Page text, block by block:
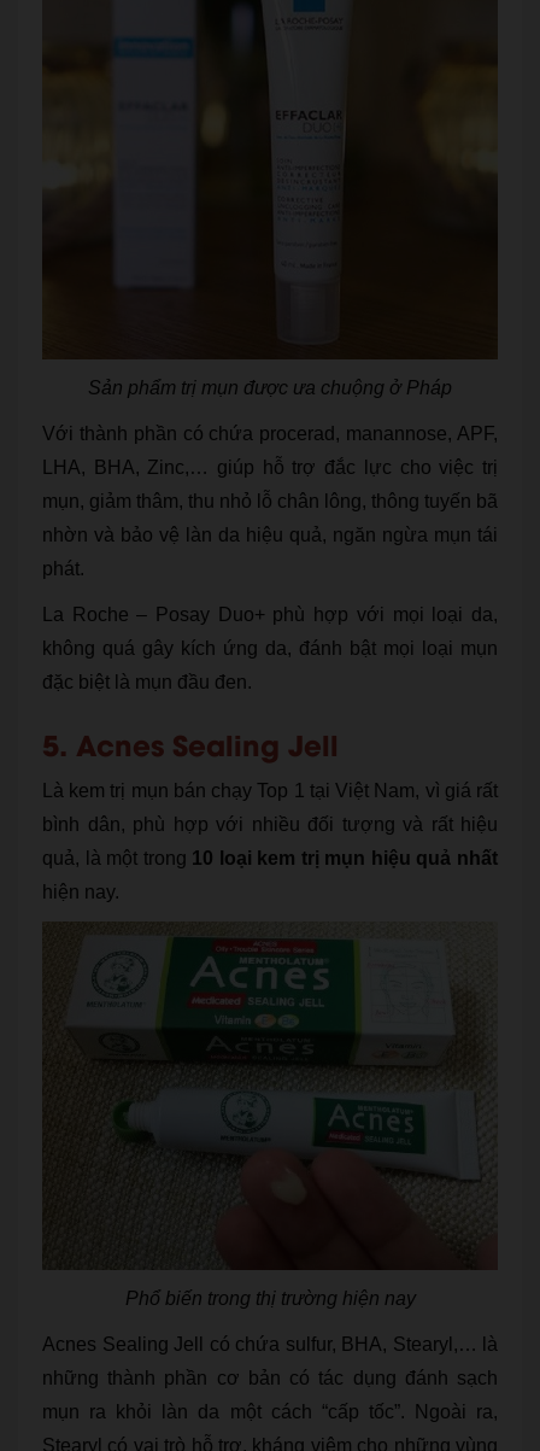
Sản phẩm trị mụn được ưa chuộng ở Pháp
Với thành phần có chứa procerad, manannose, APF,
LHA, BHA, Zinc,… giúp hỗ trợ đắc lực cho việc trị
mụn, giảm thâm, thu nhỏ lỗ chân lông, thông tuyến bã
nhờn và bảo vệ làn da hiệu quả, ngăn ngừa mụn tái
phát.
La Roche – Posay Duo+ phù hợp với mọi loại da,
không quá gây kích ứng da, đánh bật mọi loại mụn
đặc biệt là mụn đầu đen.
5. Acnes Sealing Jell
Là kem trị mụn bán chạy Top 1 tại Việt Nam, vì giá rất
bình dân, phù hợp với nhiều đối tượng và rất hiệu
quả, là một trong 10 loại kem trị mụn hiệu quả nhất
hiện nay.
Phổ biến trong thị trường hiện nay
Acnes Sealing Jell có chứa sulfur, BHA, Stearyl,… là
những thành phần cơ bản có tác dụng đánh sạch
mụn ra khỏi làn da một cách “cấp tốc”. Ngoài ra,
Stearyl có vai trò hỗ trợ, kháng viêm cho những vùng